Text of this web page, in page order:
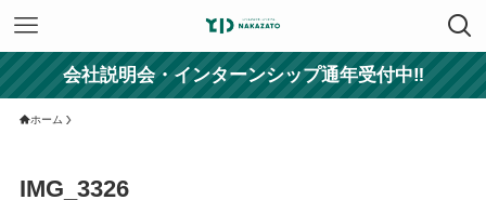
会社説明会・インターンシップ通年受付中‼
ホーム
IMG_3326